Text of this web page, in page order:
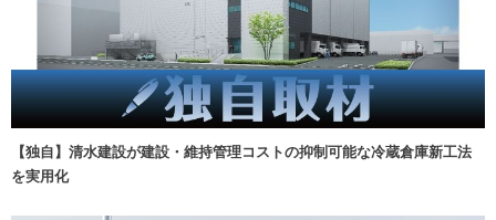
【独自】清水建設が建設・維持管理コストの抑制可能な冷蔵倉庫新工法
を実用化